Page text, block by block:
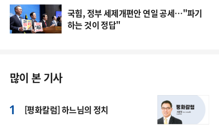
국힘, 정부 세제개편안 연일 공세…"파기
하는 것이 정답"
많이 본 기사
[평화칼럼] 하느님의 정치